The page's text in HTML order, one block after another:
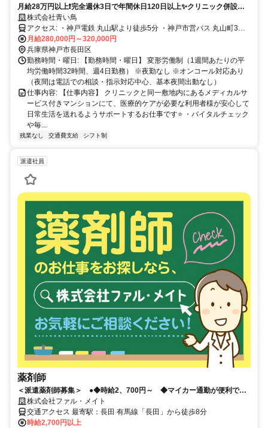
月給28万円以上❗️完全週休3日で年間休日120日以上✨クリニック併設施
設での看護師募集⭐️
株式会社青い鳥
アクセス: ・神戸電鉄 丸山駅より徒歩5分 ・神戸市営バス 丸山町3丁
目駅より徒歩5分 ・神戸電鉄 長田駅より車6分
月給280,000円～320,000円
兵庫県神戸市長田区
勤務時間・曜日: 【勤務時間・曜日】 変形労働制（1週間あたりの平
均労働時間32時間、週4日勤務） ※夜勤なし ※オンコール対応あり
（夜間は電話での相談・指示対応中心、基本夜間出動なし）
仕事内容: 【仕事内容】 クリニックと同一敷地内にあるメディカルサ
ービス付きマンションにて、医療的ケアが必要な利用者様が安心して
日常生活を送れるようサポートするお仕事です⭐️ ・バイタルチェック
や毎...
残業なし 交通費支給 シフト制
派遣社員
薬剤師
＜派遣薬剤師募集＞ ●◆時給2、700円～ ◆マイカー通勤が便利です
◎ 株式会社ファル・メイト
交通アクセス 最寄駅：長田 有馬線「長田」から徒歩8分
時給2,700円以上